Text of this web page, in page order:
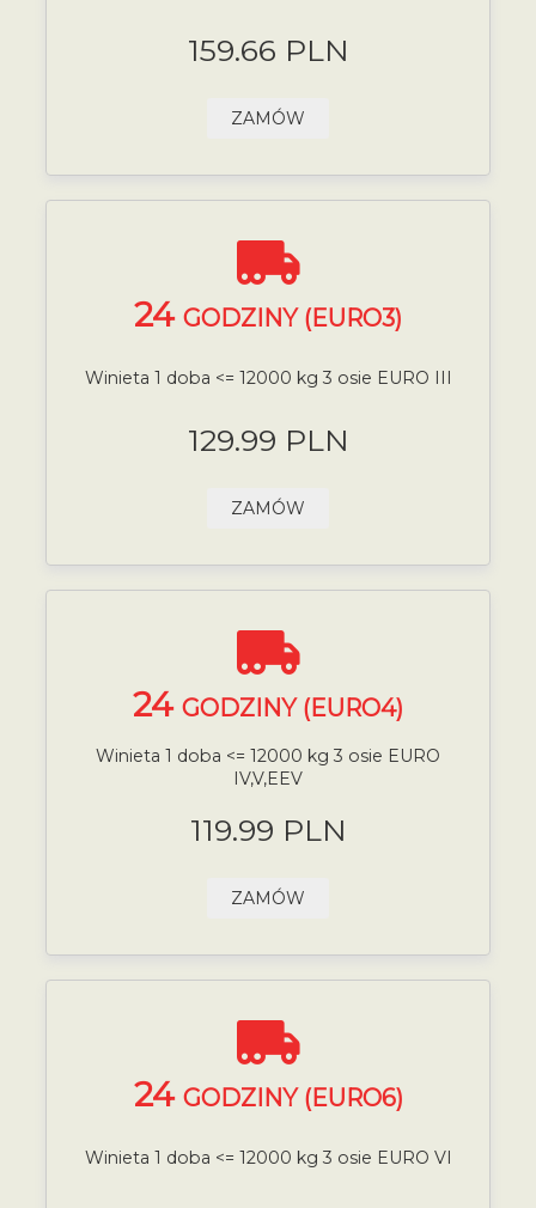
159.66 PLN
ZAMÓW
24 GODZINY (EURO3)
Winieta 1 doba <= 12000 kg 3 osie EURO III
129.99 PLN
ZAMÓW
24 GODZINY (EURO4)
Winieta 1 doba <= 12000 kg 3 osie EURO
IV,V,EEV
119.99 PLN
ZAMÓW
24 GODZINY (EURO6)
Winieta 1 doba <= 12000 kg 3 osie EURO VI